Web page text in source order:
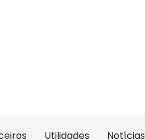
Utilidades Notícias